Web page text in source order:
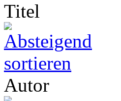
Titel
Autor